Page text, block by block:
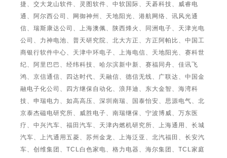
捷、交大龙山软件、灵图软件、中软国际、天碁科技、威睿电
通、阿尔西公司、网御神州、天地阳光、港航网络、讯风光通
信、瑞斯康达公司、上海澳佩、陕西烽火、同洲电子、天津光电
公司、力神电池、普天研究院、北大方正、方正阿帕比、中国工
商银行软件中心、天津中环电子、上海电信、天地阳光、赛科世
纪、阿里巴巴、经纬科技、哈尔滨新中新、赛福同舟、佳讯飞
鸿、京信通信、四达时代、天融信、德信无线、广联达、中国金
融电子化公司、四方继保自动化、浪拜迪、东大金智、海湾科
技、申瑞电力、如高高压、深圳南瑞、国泰怡安、思源电气、北
京泰杰磁电研究所、威胜电子、南瑞继保、宁波博威、万东医
疗、中兴汽车、福田汽车、天津内燃机研究所、上海通用、长城
汽车、上汽通用五菱、苏州金龙、上海泛亚、北汽福田、长安汽
车、创维集团、TCL白色家电、格力电器、海尔集团、TCL家庭